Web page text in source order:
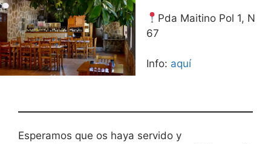
Pda Maitino Pol 1, N
67
Info: aquí
Esperamos que os haya servido y